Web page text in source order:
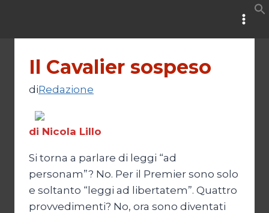
contenuto
Il Cavalier sospeso
diRedazione
di Nicola Lillo
Si torna a parlare di leggi “ad
personam”? No. Per il Premier sono solo
e soltanto “leggi ad libertatem”. Quattro
provvedimenti? No, ora sono diventati